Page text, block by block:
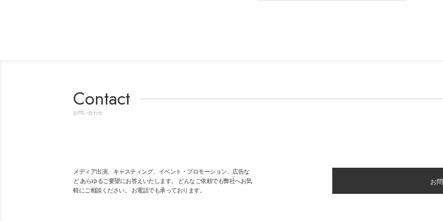
Contact
お問い合わせ
メディア出演、キャスティング、イベント・プロモーション、広告な
ど あらゆるご要望にお答えいたします。 どんなご依頼でも弊社へお気
軽にご相談ください。 お電話でも承っております。
お